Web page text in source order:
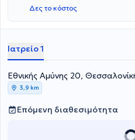
Δες το κόστος
Ιατρείο 1
Εθνικής Αμύνης 20,
3,9 km
Επόμενη διαθεσιμότητα